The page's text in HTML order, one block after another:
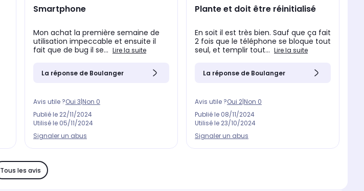
Smartphone
Mon achat la première semaine de
utilisation impeccable et ensuite il
fait que de bug il se... Lire la suite
La réponse de Boulanger
Avis utile ?Oui 3|Non 0
Publié le 22/11/2024
Utilisé le 05/11/2024
Signaler un abus
Plante et doit être réinitialisé
En soit il est très bien. Sauf que ça fait
2 fois que le téléphone se bloque tout
seul, et templir tout... Lire la suite
La réponse de Boulanger
Avis utile ?Oui 2|Non 0
Publié le 08/11/2024
Utilisé le 23/10/2024
Signaler un abus
Tous les avis